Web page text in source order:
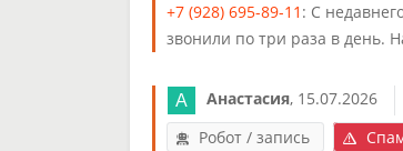
+7 (928) 695-89-11 : С
звонили по три раза в день.
Анастасия, 15.07.2026
Робот / запись